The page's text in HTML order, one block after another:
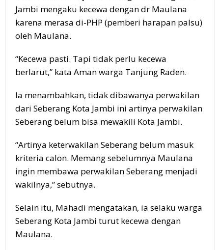
Jambi mengaku kecewa dengan dr Maulana
karena merasa di-PHP (pemberi harapan palsu)
oleh Maulana.
“Kecewa pasti. Tapi tidak perlu kecewa
berlarut,” kata Aman warga Tanjung Raden.
Ia menambahkan, tidak dibawanya perwakilan
dari Seberang Kota Jambi ini artinya perwakilan
Seberang belum bisa mewakili Kota Jambi.
“Artinya keterwakilan Seberang belum masuk
kriteria calon. Memang sebelumnya Maulana
ingin membawa perwakilan Seberang menjadi
wakilnya,” sebutnya.
Selain itu, Mahadi mengatakan, ia selaku warga
Seberang Kota Jambi turut kecewa dengan
Maulana.